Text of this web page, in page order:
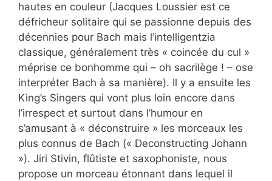
hautes en couleur (Jacques Loussier est ce
défricheur solitaire qui se passionne depuis des
décennies pour Bach mais l’intelligentzia
classique, généralement très « coincée du cul »
méprise ce bonhomme qui – oh sacrilège ! – ose
interpréter Bach à sa manière). Il y a ensuite les
King’s Singers qui vont plus loin encore dans
l’irrespect et surtout dans l’humour en
s’amusant à « déconstruire » les morceaux les
plus connus de Bach (« Deconstructing Johann
»). Jiri Stivin, flûtiste et saxophoniste, nous
propose un morceau étonnant dans lequel il